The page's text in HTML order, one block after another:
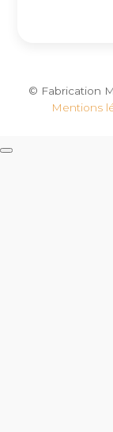
© Fabrication
Mentions